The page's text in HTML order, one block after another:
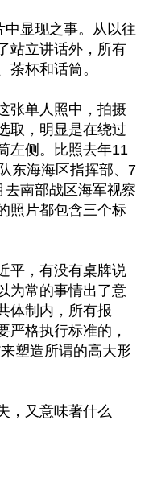
中显现之事。从以往
站立讲话外，所有
茶杯和话筒。
张单人照中，拍摄
取，明显是在绕过
左侧。比照去年11
东海海区指挥部、7
去南部战区海军视察
照片都包含三个标
平，有没有桌牌说
为常的事情出了意
体制内，所有报
严格执行标准的，
来塑造所谓的高大形
，又意味著什么